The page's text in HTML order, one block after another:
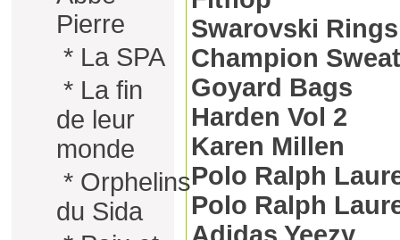
Pierre
* La SPA
* La fin
de leur
monde
* Orphelins
du Sida
Swarovski Rings
Champion
Goyard Bags
Harden Vol 2
Karen Millen
Polo Ralph
Polo Ralph